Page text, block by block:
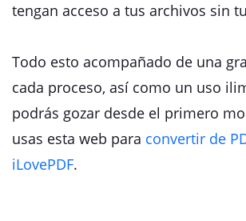
tengan acceso a tus archivos sin
Todo esto acompañado de una
cada proceso, así como un uso
podrás gozar desde el primero
usas esta web para convertir de
iLovePDF.